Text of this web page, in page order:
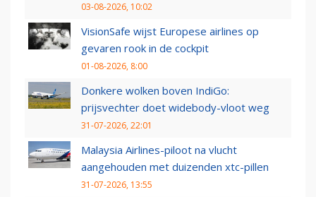
03-08-2026, 10:02
VisionSafe wijst Europese airlines op
gevaren rook in de cockpit
01-08-2026, 8:00
Donkere wolken boven IndiGo:
prijsvechter doet widebody-vloot weg
31-07-2026, 22:01
Malaysia Airlines-piloot na vlucht
aangehouden met duizenden xtc-pillen
31-07-2026, 13:55